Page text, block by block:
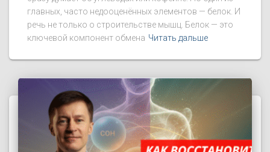
главных, часто недооценённых элементов — белок. И
речь не только о строительстве мышц. Белок — это
ключевой компонент обмена Читать дальше